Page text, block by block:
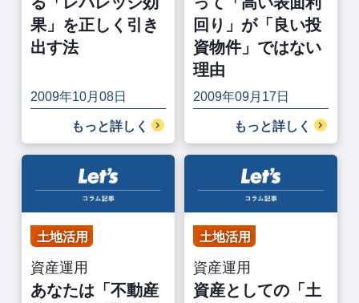
果」を正しく引き
出す法
2009年10月08日
もっと詳しく
回り」が「良い投
資物件」ではない
理由
2009年09月17日
もっと詳しく
土地活用
資産運用
あなたは「不動産
土地活用
資産運用
資産としての「土